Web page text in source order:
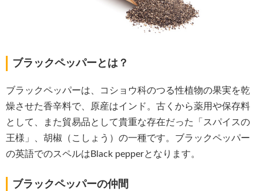
ブラックペッパーとは？
ブラックペッパーは、コショウ科のつる性植物の果実を乾
燥させた香辛料で、原産はインド。古くから薬用や保存料
として、また貿易品として貴重な存在だった「スパイスの
王様」、胡椒（こしょう）の一種です。ブラックペッパー
の英語でのスペルはBlack pepperとなります。
ブラックペッパーの仲間